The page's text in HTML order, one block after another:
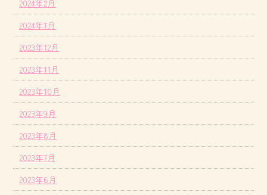
2024年2月
2024年1月
2023年12月
2023年11月
2023年10月
2023年9月
2023年8月
2023年7月
2023年6月